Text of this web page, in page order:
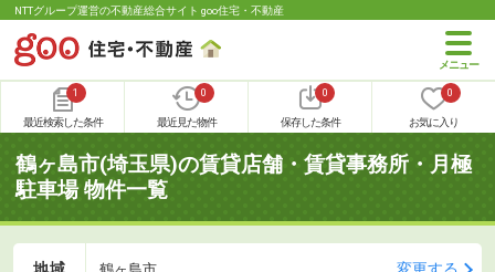
NTTグループ運営の不動産総合サイト goo住宅・不動産
1
最近検索した条件
0
最近見た物件
0
保存した条件
0
お気に入り
鶴ヶ島市(埼玉県)の賃貸店舗・賃貸事務所・月極
駐車場 物件一覧
鶴ヶ島市